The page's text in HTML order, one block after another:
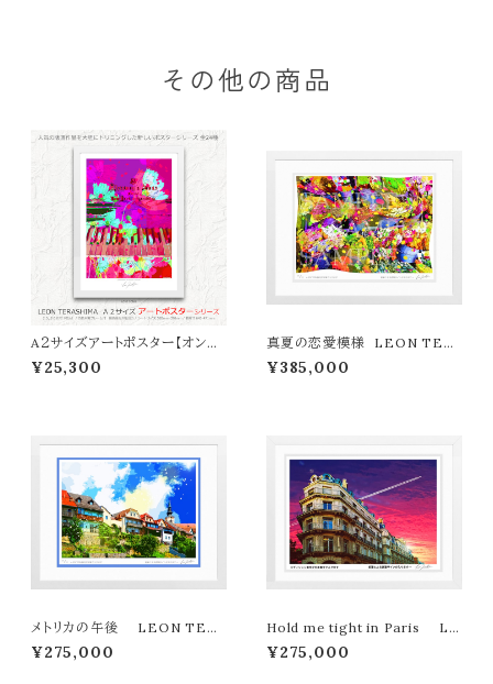
その他の商品
A２サイズアートポスター【オンラ
イン限定】LEON TERASHIMA
「LOVE SONG」
¥25,300
真夏の恋愛模様 LEON TER
ASHIMA版画作品77作限定（オ
ンライン限定特典付き作品〉
¥385,000
メトリカの午後 LEON TER
ASHIMA版画作品180作限定
¥275,000
Hold me tight in Paris LE
ON TERASHIMA版画作品18
0作限定
¥275,000